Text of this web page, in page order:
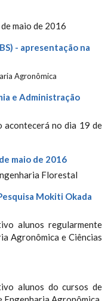
maio de 2016
- apresentação na
Agronômica
e Administração
acontecerá no dia 19 de
maio de 2016
Florestal
Mokiti Okada
alunos regularmente
Agronômica e Ciências
alunos do cursos de